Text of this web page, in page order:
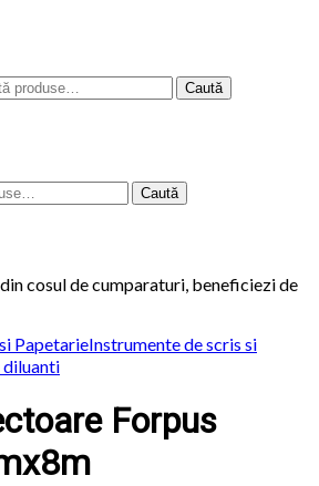
Caută
Caută
cosul de cumparaturi, beneficiezi de
PapetarieInstrumente de scris si
diluanti
Forpus